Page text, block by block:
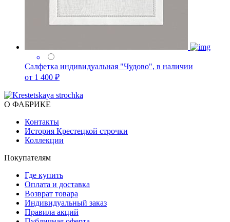
Салфетка индивидуальная "Чудово", в наличии
от 1 400 ₽
О ФАБРИКЕ
Контакты
История Крестецкой строчки
Коллекции
Покупателям
Где купить
Оплата и доставка
Возврат товара
Индивидуальный заказ
Правила акций